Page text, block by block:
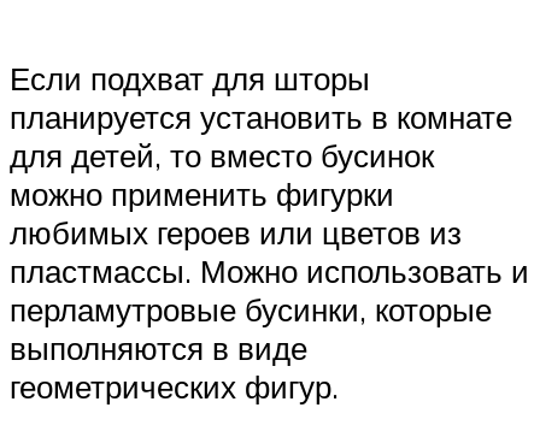
Если подхват для шторы
планируется установить в комнате
для детей, то вместо бусинок
можно применить фигурки
любимых героев или цветов из
пластмассы. Можно использовать и
перламутровые бусинки, которые
выполняются в виде
геометрических фигур.